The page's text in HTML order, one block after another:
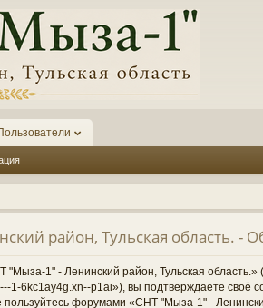
район, Тульская область. -
1" - Ленинский район, Тульская
1-6kc1ay4g.xn--p1ai»), вы подтверждаете своё
пользуйтесь форумами «СНТ "Мыза-1" -